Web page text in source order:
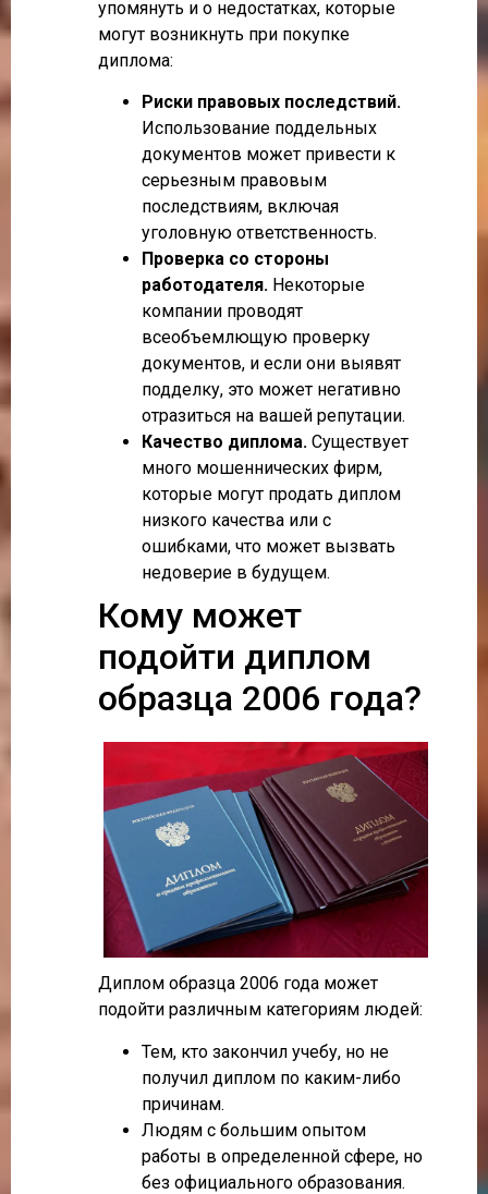
упомянуть и о недостатках, которые
могут возникнуть при покупке
диплома:
Риски правовых последствий.
Использование поддельных
документов может привести к
серьезным правовым
последствиям, включая
уголовную ответственность.
Проверка со стороны
работодателя. Некоторые
компании проводят
всеобъемлющую проверку
документов, и если они выявят
подделку, это может негативно
отразиться на вашей репутации.
Качество диплома. Существует
много мошеннических фирм,
которые могут продать диплом
низкого качества или с
ошибками, что может вызвать
недоверие в будущем.
Кому может
подойти диплом
образца 2006 года?
Диплом образца 2006 года может
подойти различным категориям людей:
Тем, кто закончил учебу, но не
получил диплом по каким-либо
причинам.
Людям с большим опытом
работы в определенной сфере, но
без официального образования.